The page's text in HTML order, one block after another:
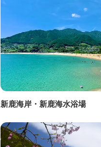
新鹿海岸・新鹿海水浴場